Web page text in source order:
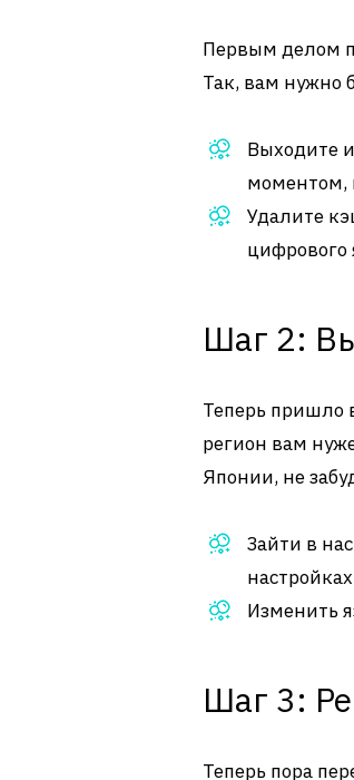
Первым делом
Так, вам нужно
Выходите
моментом,
Удалите
цифрового
Шаг 2:
Теперь пришло
регион вам
Японии, не
Зайти в
Изменить
Шаг 3:
Теперь пора